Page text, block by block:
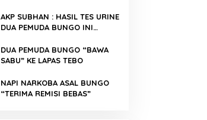
AKP SUBHAN : HASIL TES URINE
DUA PEMUDA BUNGO INI
DUA PEMUDA BUNGO “BAWA
SABU” KE LAPAS TEBO
NAPI NARKOBA ASAL BUNGO
“TERIMA REMISI BEBAS”